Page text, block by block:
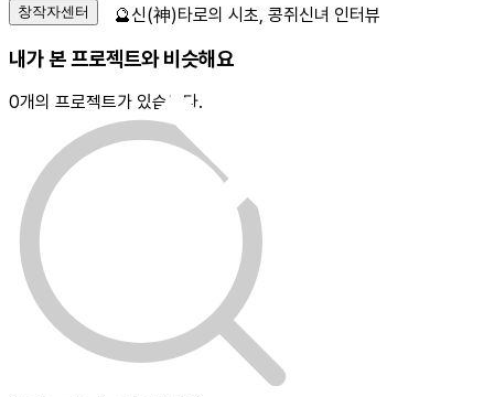
창작자센터
내가 본 프로젝트와 비슷해요
0개의 프로젝트가 있습니다.
🔮신(神)타로의 시초, 콩쥐신녀 인터뷰